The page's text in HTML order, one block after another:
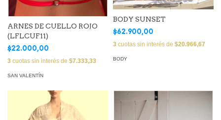
ARNES DE CUELLO ROJO
(LFLCUF11)
$22.000,00
3 cuotas sin interés de $7.333,33
SAN VALENTÍN
BODY SUNSET
$62.900,00
3 cuotas sin interés de $20.966,67
BODY